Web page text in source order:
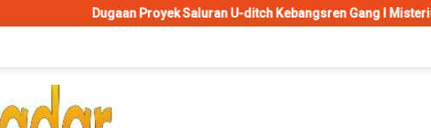
Proyek Saluran U-ditch Kebangsren Gang I Misterius, Tanpa Papan